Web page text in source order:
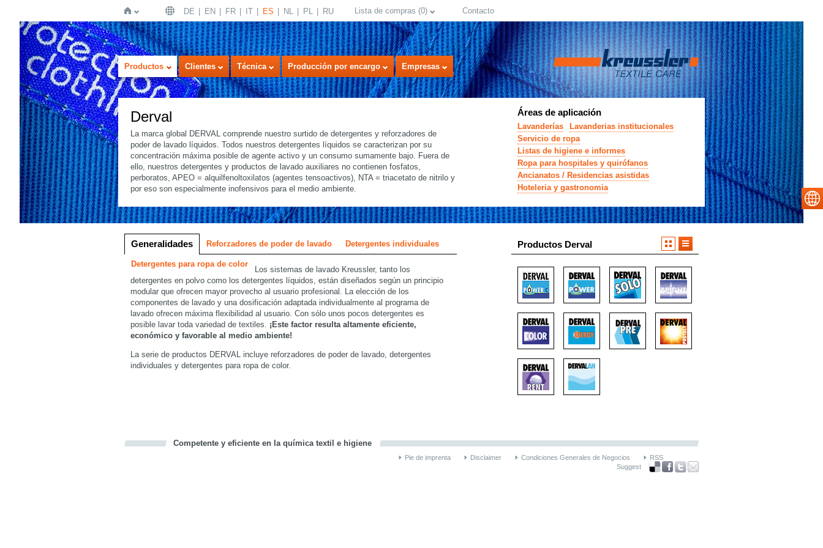
Inicio
DE EN FR IT ES NL PL RU Lista de compras (0) Contacto
Productos Clientes Técnica Producción por encargo Empresas
Derval
La marca global DERVAL comprende nuestro surtido de detergentes y reforzadores de
poder de lavado líquidos. Todos nuestros detergentes líquidos se caracterizan por su
concentración máxima posible de agente activo y un consumo sumamente bajo. Fuera de
ello, nuestros detergentes y productos de lavado auxiliares no contienen fosfatos,
perboratos, APEO = alquilfenoltoxilatos (agentes tensoactivos), NTA = triacetato de nitrilo y
por eso son especialmente inofensivos para el medio ambiente.
Áreas de aplicación
Lavanderías
Lavanderias institucionales
Servicio de ropa
Listas de higiene e informes
Ropa para hospitales y quirófanos
Ancianatos / Residencias asistidas
Hoteleria y gastronomia
Generalidades Reforzadores de poder de lavado Detergentes individuales
Detergentes para ropa de color
Los sistemas de lavado Kreussler, tanto los
detergentes en polvo como los detergentes líquidos, están diseñados según un principio
modular que ofrecen mayor provecho al usuario profesional. La elección de los
componentes de lavado y una dosificación adaptada individualmente al programa de
lavado ofrecen máxima flexibilidad al usuario. Con sólo unos pocos detergentes es
posible lavar toda variedad de textiles. ¡Este factor resulta altamente eficiente,
económico y favorable al medio ambiente!
La serie de productos DERVAL incluye reforzadores de poder de lavado, detergentes
individuales y detergentes para ropa de color.
Productos Derval
Representación de las listas
Competente y eficiente en la química textil e higiene
Pie de imprenta Disclaimer Condiciones Generales de Negocios
RSS
Suggest
select language